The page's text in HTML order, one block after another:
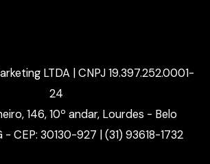
LTDA | CNPJ 19.397.252.0001-
24
146, 10º andar, Lourdes - Belo
CEP: 30130-927 | (31) 93618-1732